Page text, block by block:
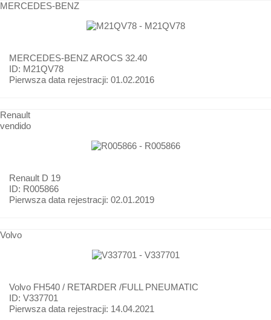
MERCEDES-BENZ
MERCEDES-BENZAROCS 32.40
ID: M21QV78
Pierwsza data rejestracji: 01.02.2016
Renault
vendido
Renault D 19
ID: R005866
Pierwsza data rejestracji: 02.01.2019
Volvo
Volvo FH540 / RETARDER /FULL PNEUMATIC
ID: V337701
Pierwsza data rejestracji: 14.04.2021